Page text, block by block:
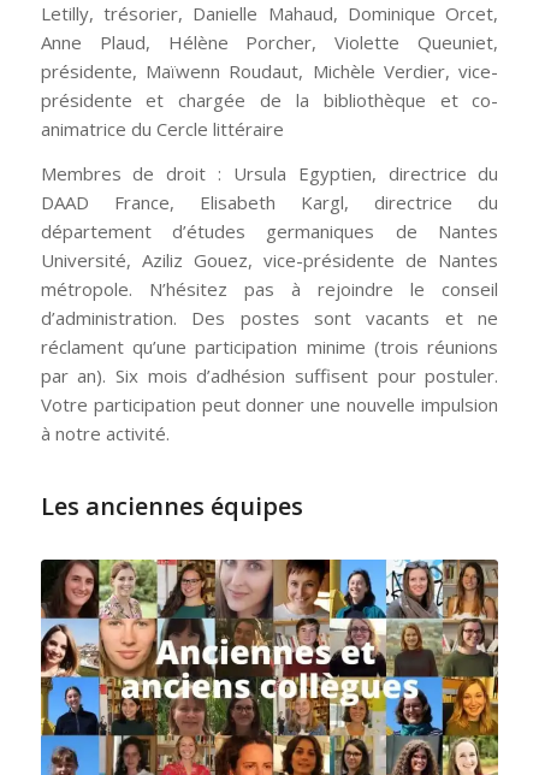
Letilly, trésorier, Danielle Mahaud, Dominique Orcet,
Anne Plaud, Hélène Porcher, Violette Queuniet,
présidente, Maïwenn Roudaut, Michèle Verdier, vice-
présidente et chargée de la bibliothèque et co-
animatrice du Cercle littéraire
Membres de droit : Ursula Egyptien, directrice du
DAAD France, Elisabeth Kargl, directrice du
département d’études germaniques de Nantes
Université, Aziliz Gouez, vice-présidente de Nantes
métropole. N’hésitez pas à rejoindre le conseil
d’administration. Des postes sont vacants et ne
réclament qu’une participation minime (trois réunions
par an). Six mois d’adhésion suffisent pour postuler.
Votre participation peut donner une nouvelle impulsion
à notre activité.
Les anciennes équipes